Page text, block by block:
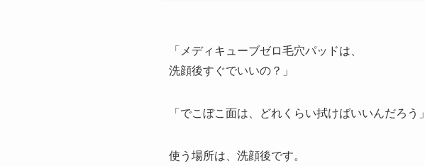
「メディキューブゼロ毛穴パッドは、
洗顔後すぐでいいの？」
「でこぼこ面は、どれくらい拭けばいいんだろう」
使う場所は、洗顔後です。